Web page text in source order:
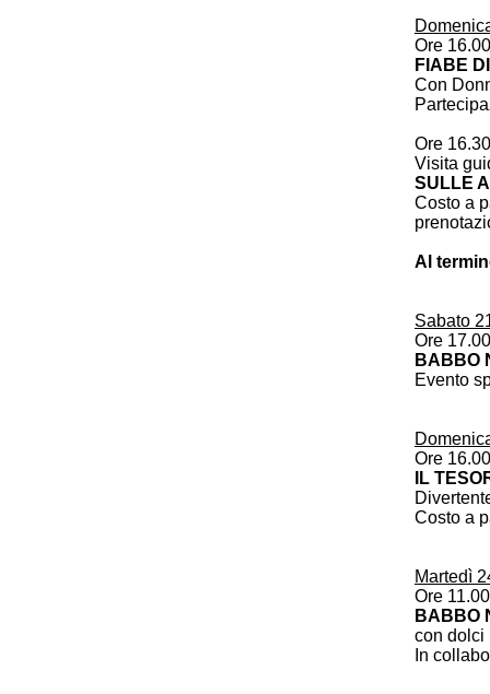
Ore 16.00
FIABE
Con
Ore 16.30
Visita
SULLE
Costo a
Al
Sabato
Ore 17.00
BABBO
Evento
Ore 16.00
IL
Costo a
Martedì
Ore 11.00
BABBO
con dolci
In